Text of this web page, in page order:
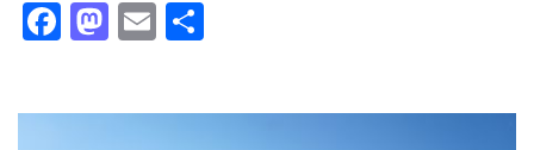
Facebook
Mastodon
Email